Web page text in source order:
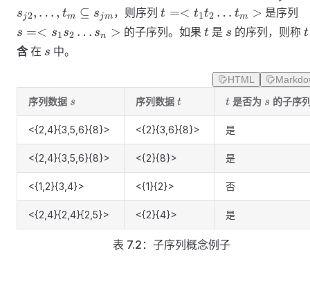
j_1<j_2<\dots
<j_m \le n
\subseteq
s_{j1},
t_2
s_{j2},
\dots ,
t_m
\subseteq
sj2, … , tm ⊆ sjm ，则序列t=
<t_1t_2\dots
t_m>
t =< t1t2 … tm > 是序列
s =< s1s2 … sn > 的子序列。如果 t
t 是 s
s 的序列，则称 t
t
含在 s
s 中。
HTML
序列数据 s
s 序列数据 t
t t
t 是否为 s
s 的子序
<{2,4}{3,5,6}{8}> <{2}{3,6}{8}> 是
<{2,4}{3,5,6}{8}> <{2}{8}> 是
<{1,2}{3,4}> <{1}{2}> 否
<{2,4}{2,4}{2,5}> <{2}{4}> 是
表 7.2：子序列概念例子